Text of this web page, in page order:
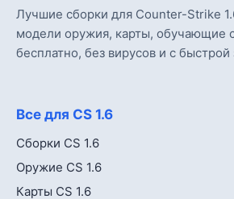
Лучшие сборки для Counter-Strike
модели оружия, карты, обучающие
бесплатно, без вирусов и с быстрой
Все для CS 1.6
Сборки CS 1.6
Оружие CS 1.6
Карты CS 1.6